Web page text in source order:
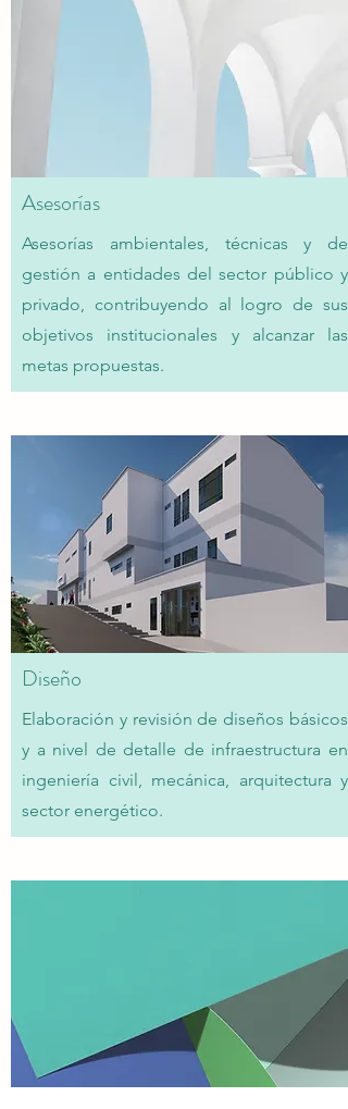
Asesorías
Asesorías ambientales, técnicas y de
gestión a entidades del sector público y
privado, contribuyendo al logro de sus
objetivos institucionales y alcanzar las
metas propuestas.
Diseño
​Elaboración y revisión de diseños básicos
y a nivel de detalle de infraestructura en
ingeniería civil, mecánica, arquitectura y
sector energético.